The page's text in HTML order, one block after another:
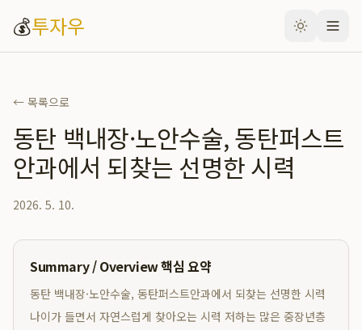
💰투자우
← 목록으로
동탄 백내장·노안수술, 동탄퍼스트
안과에서 되찾는 선명한 시력
2026. 5. 10.
Summary / Overview 핵심 요약
동탄 백내장·노안수술, 동탄퍼스트안과에서 되찾는 선명한 시력
나이가 들면서 자연스럽게 찾아오는 시력 저하는 많은 중장년층